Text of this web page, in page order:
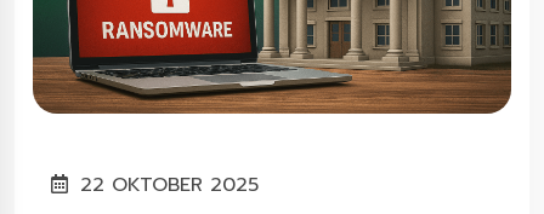
22 OKTOBER 2025